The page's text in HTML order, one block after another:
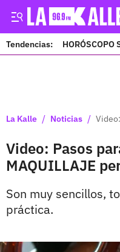
Tendencias: HORÓSCOPO
La Kalle / Noticias /
Video: Pasos
MAQUILLAJE
Son muy sencillos,
práctica.